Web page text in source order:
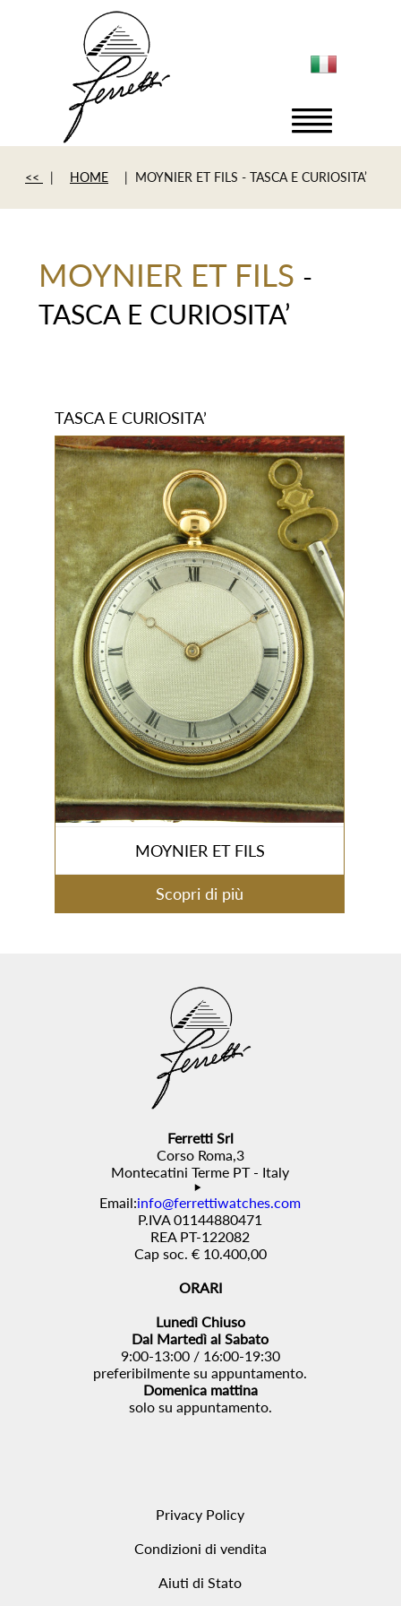
<< | HOME | MOYNIER ET FILS - TASCA E CURIOSITA’
MOYNIER ET FILS -
TASCA E CURIOSITA’
TASCA E CURIOSITA’
MOYNIER ET FILS
Scopri di più
Ferretti Srl
Corso Roma,3
Montecatini Terme PT - Italy
Email:info@ferrettiwatches.com
P.IVA 01144880471
REA PT-122082
Cap soc. € 10.400,00
ORARI
Lunedì Chiuso
Dal Martedì al Sabato
9:00-13:00 / 16:00-19:30
preferibilmente su appuntamento.
Domenica mattina
solo su appuntamento.
Privacy Policy
Condizioni di vendita
Aiuti di Stato